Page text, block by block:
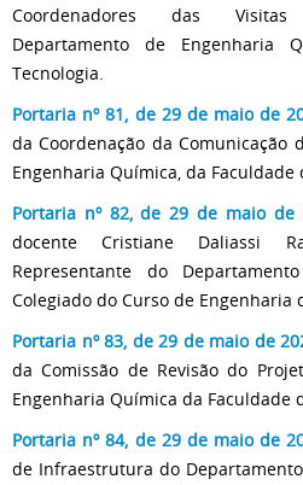
Coordenadores das Visitas
Departamento de Engenharia
Tecnologia.
Portaria nº 81, de 29 de maio de
da Coordenação da Comunicação
Engenharia Química, da Faculdade
Portaria nº 82, de 29 de maio de
docente Cristiane Daliassi
Representante do
Colegiado do Curso de Engenharia
Portaria nº 83, de 29 de maio de
da Comissão de Revisão do
Engenharia Química da Faculdade
Portaria nº 84, de 29 de maio de
de Infraestrutura do